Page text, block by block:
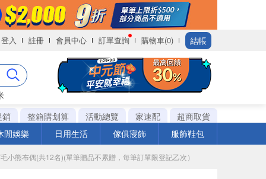
登入 註冊 會員中心 訂單查詢 購物車(0) 結帳
銷
整箱購划算 活動總覽 家速配
超商取貨
閒娛樂
日用生活 傢俱寢飾 服飾鞋包
熊布偶(共12名)(單筆贈品不累贈，每筆訂單限登記乙次）